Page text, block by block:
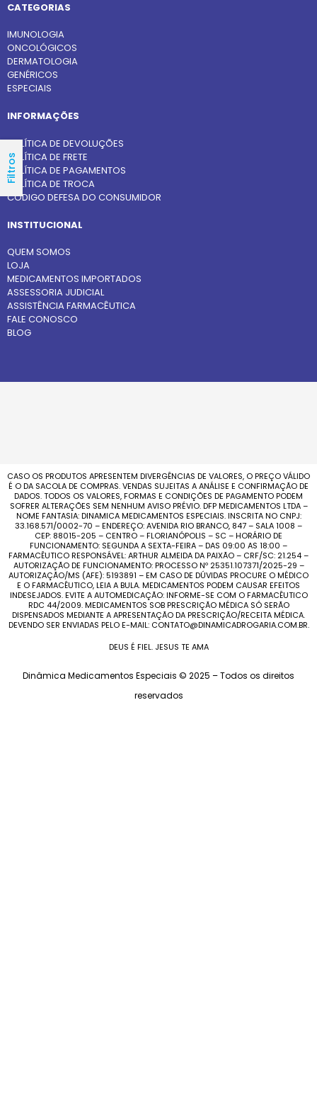
Filtros
CATEGORIAS
IMUNOLOGIA
ONCOLÓGICOS
DERMATOLOGIA
GENÉRICOS
ESPECIAIS
INFORMAÇÕES
POLÍTICA DE DEVOLUÇÕES
POLÍTICA DE FRETE
POLÍTICA DE PAGAMENTOS
POLÍTICA DE TROCA
CÓDIGO DEFESA DO CONSUMIDOR
INSTITUCIONAL
QUEM SOMOS
LOJA
MEDICAMENTOS IMPORTADOS
ASSESSORIA JUDICIAL
ASSISTÊNCIA FARMACÊUTICA
FALE CONOSCO
BLOG
CASO OS PRODUTOS APRESENTEM DIVERGÊNCIAS DE VALORES, O PREÇO VÁLIDO
É O DA SACOLA DE COMPRAS. VENDAS SUJEITAS A ANÁLISE E CONFIRMAÇÃO DE
DADOS. TODOS OS VALORES, FORMAS E CONDIÇÕES DE PAGAMENTO PODEM
SOFRER ALTERAÇÕES SEM NENHUM AVISO PRÉVIO. DFP MEDICAMENTOS LTDA –
NOME FANTASIA: DINAMICA MEDICAMENTOS ESPECIAIS. INSCRITA NO CNPJ:
33.168.571/0002-70 – ENDEREÇO: AVENIDA RIO BRANCO, 847 – SALA 1008 –
CEP: 88015-205 – CENTRO – FLORIANÓPOLIS – SC – HORÁRIO DE
FUNCIONAMENTO: SEGUNDA A SEXTA-FEIRA – DAS 09:00 AS 18:00 –
FARMACÊUTICO RESPONSÁVEL: ARTHUR ALMEIDA DA PAIXÃO – CRF/SC: 21.254 –
AUTORIZAÇÃO DE FUNCIONAMENTO: PROCESSO Nº 25351.107371/2025-29 –
AUTORIZAÇÃO/MS (AFE): 5193891 – EM CASO DE DÚVIDAS PROCURE O MÉDICO
E O FARMACÊUTICO, LEIA A BULA. MEDICAMENTOS PODEM CAUSAR EFEITOS
INDESEJADOS. EVITE A AUTOMEDICAÇÃO: INFORME-SE COM O FARMACÊUTICO
RDC 44/2009. MEDICAMENTOS SOB PRESCRIÇÃO MÉDICA SÓ SERÃO
DISPENSADOS MEDIANTE A APRESENTAÇÃO DA PRESCRIÇÃO/RECEITA MÉDICA.
DEVENDO SER ENVIADAS PELO E-MAIL: CONTATO@DINAMICADROGARIA.COM.BR.
DEUS É FIEL. JESUS TE AMA
Dinâmica Medicamentos Especiais © 2025 – Todos os direitos
reservados